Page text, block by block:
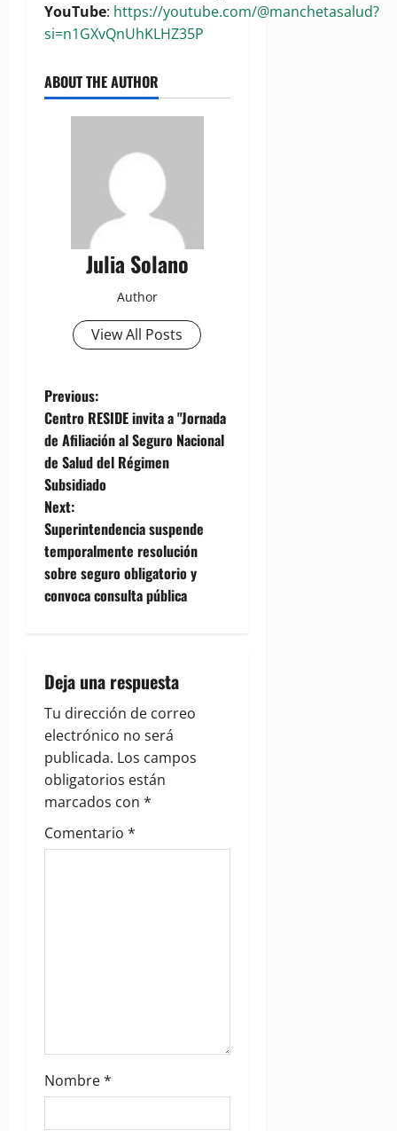
YouTube: https://youtube.com/@manchetasalud?
si=n1GXvQnUhKLHZ35P
ABOUT THE AUTHOR
Julia Solano
Author
View All Posts
P
o
s
t
n
a
g
a
t
i
o
Previous:
Centro RESIDE invita a "Jornada
de Afiliación al Seguro Nacional
de Salud del Régimen
Subsidiado
Next:
Superintendencia suspende
temporalmente resolución
sobre seguro obligatorio y
convoca consulta pública
Deja una respuesta
Tu dirección de correo
electrónico no será
publicada. Los campos
obligatorios están
marcados con *
Comentario *
Nombre*